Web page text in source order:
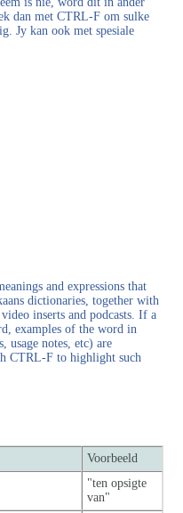
dan met CTRL-F om sulke
Jy kan ook met spesiale
and expressions that
dictionaries, together with
inserts and podcasts. If a
examples of the word in
usage notes, etc) are
CTRL-F to highlight such
Voorbeeld
"ten opsigte
van"